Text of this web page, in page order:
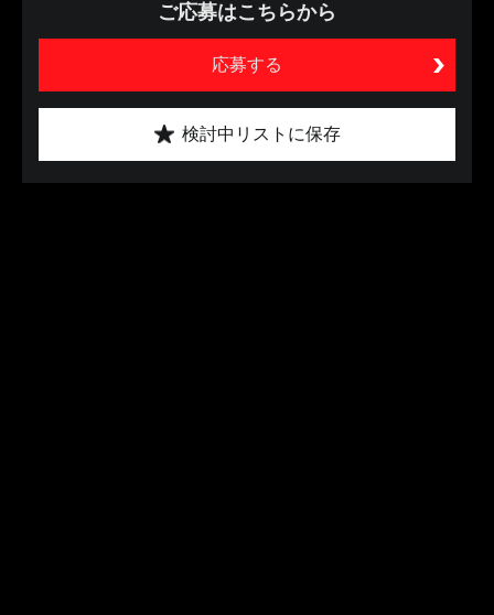
ご応募はこちらから
応募する
検討中リストに保存